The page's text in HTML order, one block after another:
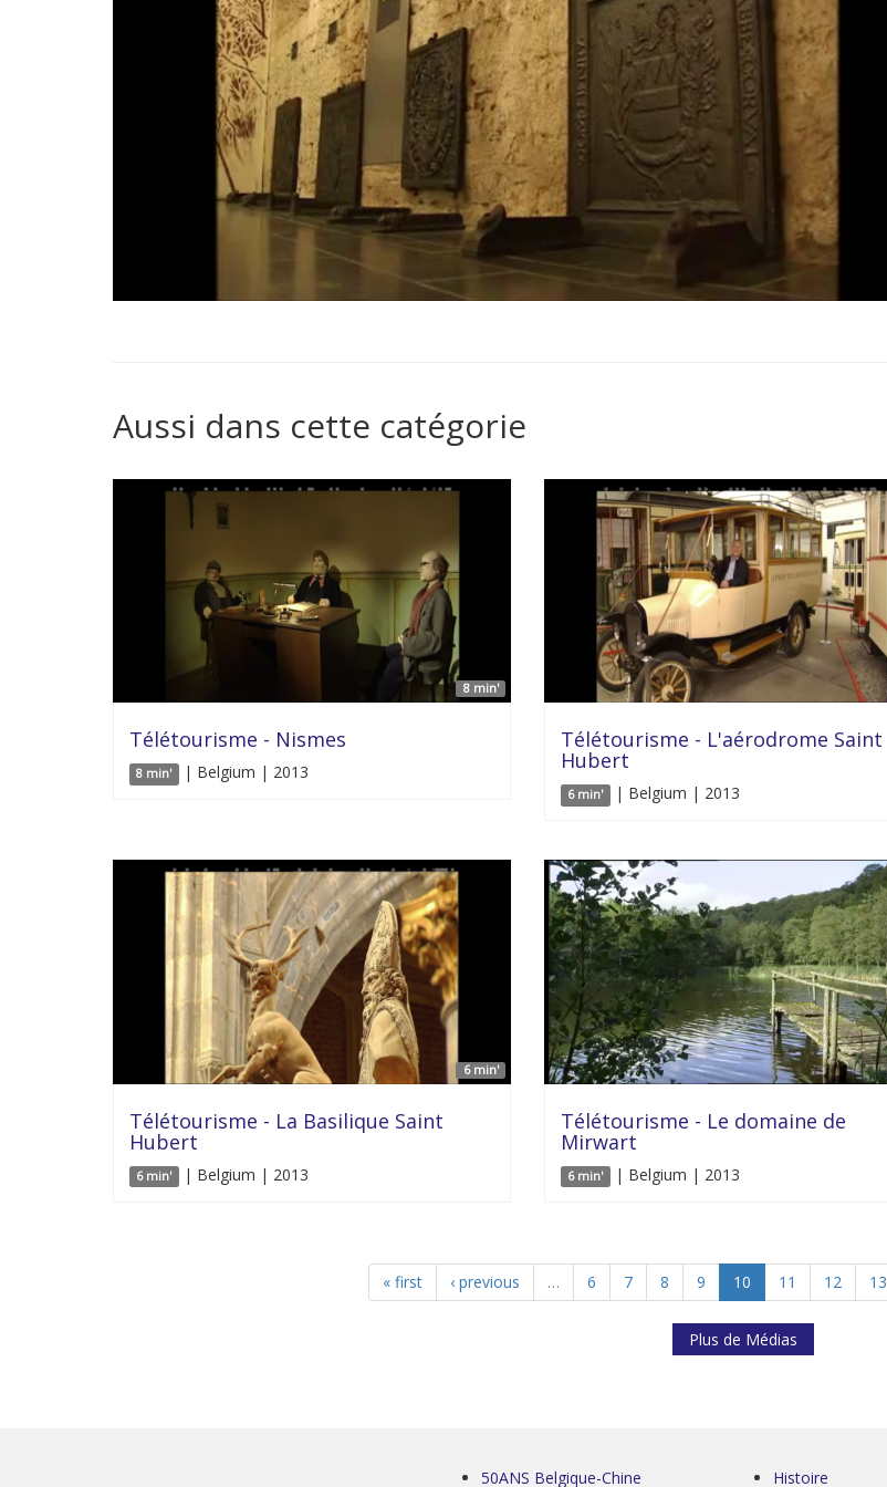
Aussi dans cette catégorie
8 min'
Télétourisme - Nismes
8 min' | Belgium | 2013
Télétourisme - L'aérodrome Saint
Hubert
6 min' | Belgium | 2013
6 min'
Télétourisme - La Basilique Saint
Hubert
6 min' | Belgium | 2013
Télétourisme - Le domaine de
Mirwart
6 min' | Belgium | 2013
« first ‹ previous … 6 7 8 9 10 11 12 13
Plus de Médias
50ANS Belgique-Chine Histoire